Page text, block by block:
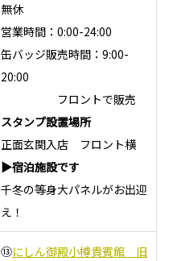
無休
営業時間：0:00-24:00
缶バッジ販売時間：9:00-
20:00
フロントで販売
スタンプ設置場所
正面玄関入店 フロント横
▶宿泊施設です
千冬の等身大パネルがお出迎
え！
⑬にしん御殿小樽貴賓館 旧